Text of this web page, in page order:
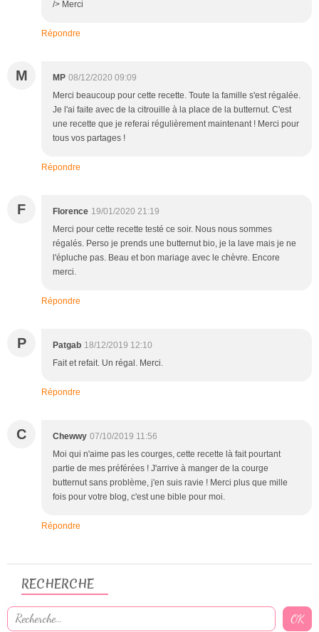
/> Merci
Répondre
M MP 08/12/2020 09:09
Merci beaucoup pour cette recette. Toute la famille s'est régalée.
Je l'ai faite avec de la citrouille à la place de la butternut. C'est
une recette que je referai régulièrement maintenant ! Merci pour
tous vos partages !
Répondre
F Florence 19/01/2020 21:19
Merci pour cette recette testé ce soir. Nous nous sommes
régalés. Perso je prends une butternut bio, je la lave mais je ne
l'épluche pas. Beau et bon mariage avec le chèvre. Encore
merci.
Répondre
P Patgab 18/12/2019 12:10
Fait et refait. Un régal. Merci.
Répondre
C Chewwy 07/10/2019 11:56
Moi qui n'aime pas les courges, cette recette là fait pourtant
partie de mes préférées ! J'arrive à manger de la courge
butternut sans problème, j'en suis ravie ! Merci plus que mille
fois pour votre blog, c'est une bible pour moi.
Répondre
RECHERCHE